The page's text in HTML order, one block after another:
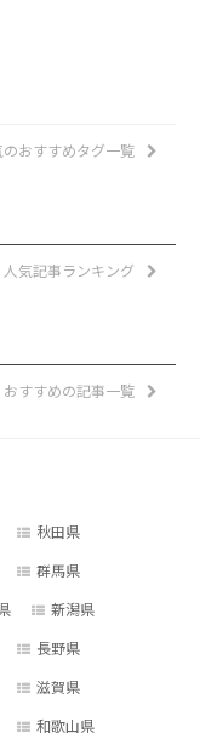
のおすすめタグ一覧
人気記事ランキング
おすすめの記事一覧
秋田県
群馬県
新潟県
長野県
滋賀県
和歌山県